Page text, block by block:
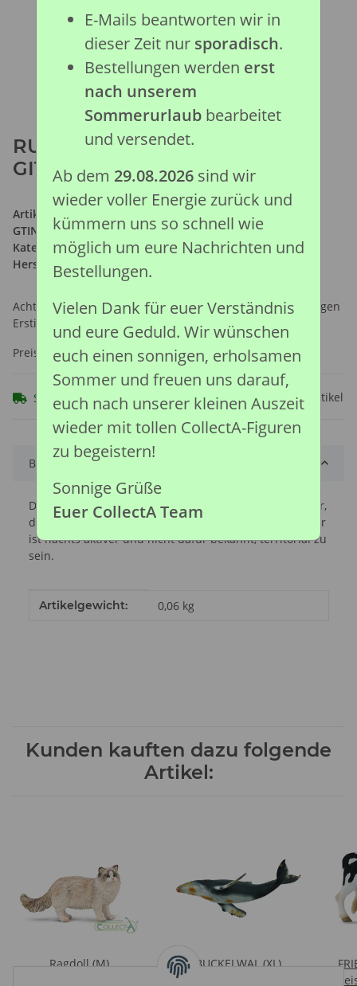
RUNDKOPF-GEIGENROCHEN -
GITARRENFISCH (L)
Artikelnummer:
GTIN:
4892900888040
Kategorie:Meeresleben Kollektion
Hersteller:
Collecta Global Limited
Achtung: Nicht geeignet für Kinder unter 36 Monaten, wegen
Erstickungsgefahr durch verschluckbare Kleinteile.
Preise nach Anmeldung sichtbar
Sofort verfügbar Frage zum Artikel
Beschreibung
Der Grönlandgitarrenrochen ist ein starker Schwimmer,
der sich wie ein Hai mit seinem Schwanz fortbewegt. Er
ist nachts aktiver und nicht dafür bekannt, territorial zu
sein.
Produkteigenschaft
Wert
Artikelgewicht: 0,06 kg
Kunden kauften dazu folgende
Artikel:
Ragdoll (M)
BUCKELWAL (XL)
Preise nach Anmeldung
E-Mails beantworten wir in
dieser Zeit nur sporadisch.
Bestellungen werden erst
nach unserem
Sommerurlaubbearbeitet
und versendet.
Ab dem 29.08.2026sind wir
wieder voller Energie zurück und
kümmern uns so schnell wie
möglich um eure Nachrichten und
Bestellungen.
Vielen Dank für euer Verständnis
und eure Geduld. Wir wünschen
euch einen sonnigen, erholsamen
Sommer und freuen uns darauf,
euch nach unserer kleinen Auszeit
wieder mit tollen CollectA-Figuren
zu begeistern!
Sonnige Grüße
Euer CollectA Team